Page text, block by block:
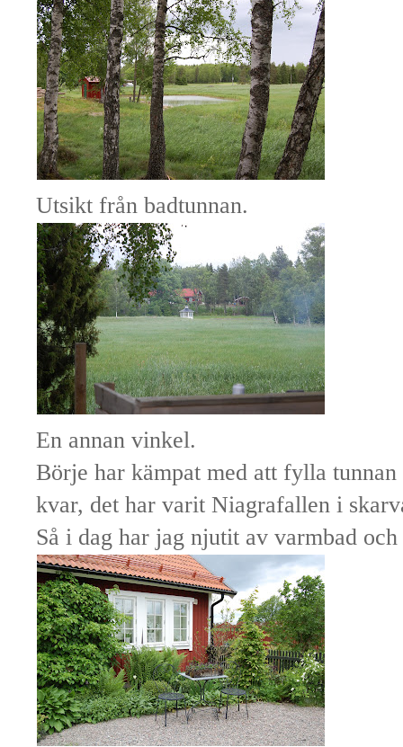
Utsikt från badtunnan.
En annan vinkel.
Börje har kämpat med att fylla
kvar, det har varit Niagrafallen i
Så i dag har jag njutit av varmbad